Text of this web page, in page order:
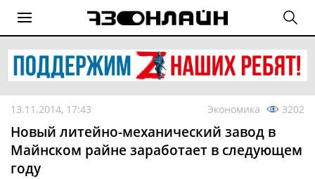
13.11.2014, 17:43 Экономика 3202
Новый литейно-механический завод в
Майнском райне заработает в следующем
году